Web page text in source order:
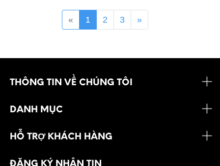
« 1 2 3 »
THÔNG TIN VỀ CHÚNG TÔI
DANH MỤC
HỖ TRỢ KHÁCH HÀNG
ĐĂNG KÝ NHẬN TIN